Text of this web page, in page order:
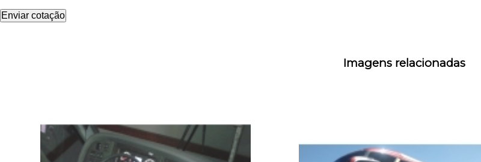
Enviar cotação
Imagens relacionadas